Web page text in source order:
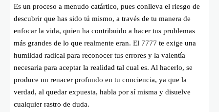
Es un proceso a menudo catártico, pues conlleva el riesgo de
descubrir que has sido tú mismo, a través de tu manera de
enfocar la vida, quien ha contribuido a hacer tus problemas
más grandes de lo que realmente eran. El 7777 te exige una
humildad radical para reconocer tus errores y la valentía
necesaria para aceptar la realidad tal cual es. Al hacerlo, se
produce un renacer profundo en tu conciencia, ya que la
verdad, al quedar expuesta, habla por sí misma y disuelve
cualquier rastro de duda.